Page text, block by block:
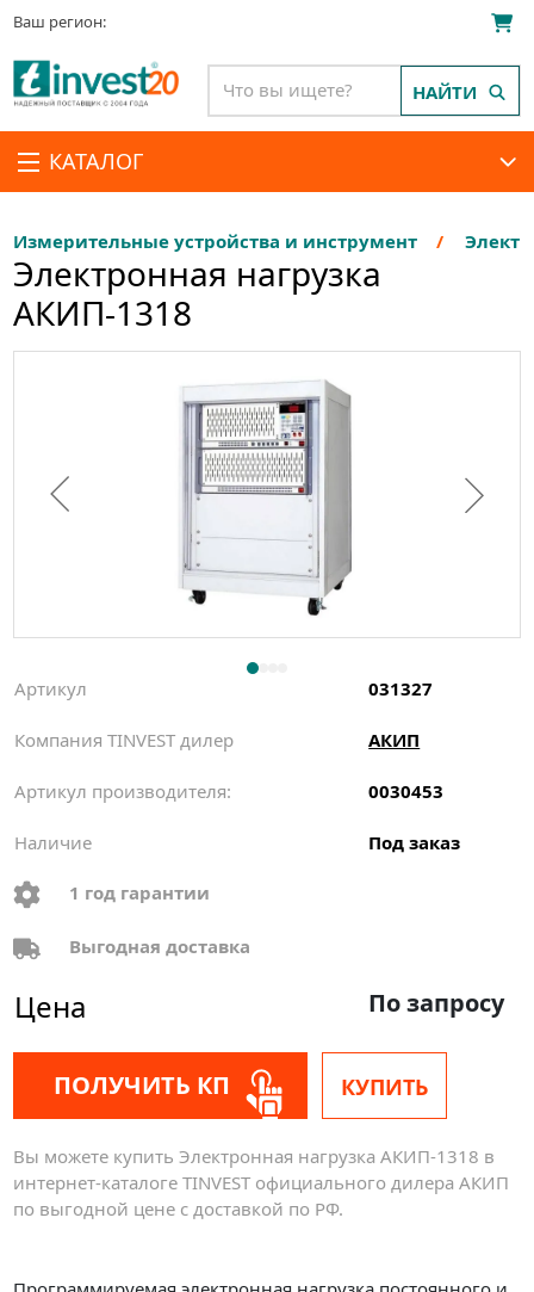
Ваш регион:
КАТАЛОГ
НАЙТИ
Измерительные устройства и инструмент
Электронная нагрузка
АКИП-1318
Артикул 031327
Компания TINVEST дилер АКИП
Артикул производителя: 0030453
Наличие Под заказ
1 год гарантии
Выгодная доставка
Цена По запросу
ПОЛУЧИТЬ КП КУПИТЬ
Вы можете купить Электронная нагрузка АКИП-1318 в
интернет-каталоге TINVEST официального дилера АКИП
по выгодной цене с доставкой по РФ.